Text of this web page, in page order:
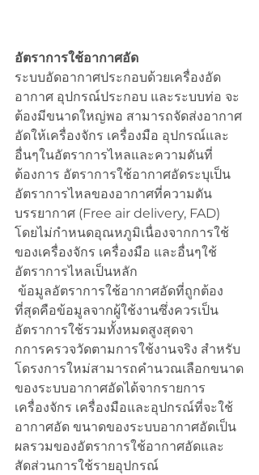
อัตราการใช้อากาศอัด
ระบบอัดอากาศประกอบด้วยเครื่องอัด
อากาศ อุปกรณ์ประกอบ และระบบท่อ จะ
ต้องมีขนาดใหญ่พอ สามารถจัดส่งอากาศ
อัดให้เครื่องจักร เครื่องมือ อุปกรณ์และ
อื่นๆในอัตราการไหลและความดันที่
ต้องการ อัตราการใช้อากาศอัดระบุเป็น
อัตราการไหลของอากาศที่ความดัน
บรรยากาศ (Free air delivery, FAD)
โดยไม่กำหนดอุณหภูมิเนื่องจากการใช้
ของเครื่องจักร เครื่องมือ และอื่นๆใช้
อัตราการไหลเป็นหลัก
ที่สุดคือข้อมูลจากผู้ใช้งานซึ่งควรเป็น
อัตราการใช้รวมทั้งหมดสูงสุดจา
กการครวจวัดตามการใช้งานจริง สำหรับ
โดรงการใหม่สามารถคำนวณเลือกขนาด
ของระบบอากาศอัดได้จากรายการ
เครื่องจักร เครื่องมือและอุปกรณ์ที่จะใช้
อากาศอัด ขนาดของระบบอากาศอัดเป็น
ผลรวมของอัตราการใช้อากาศอัดและ
สัดส่วนการใช้รายอุปกรณ์